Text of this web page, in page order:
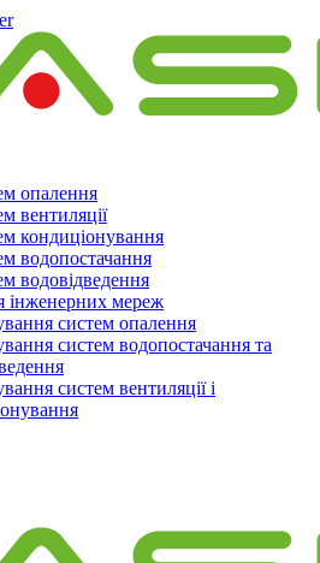
опалення
вентиляції
кондиціонування
водопостачання
водовідведення
інженерних мереж
систем опалення
систем водопостачання та
систем вентиляції і